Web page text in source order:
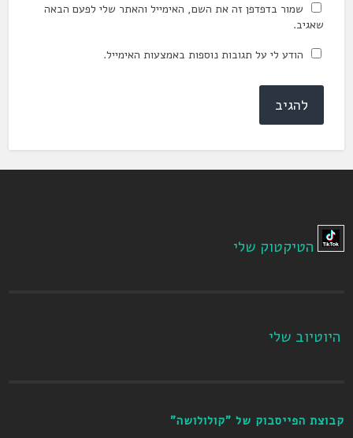
שמור בדפדפן זה את השם, האימייל והאתר שלי לפעם הבאה
שאגיב.
הודע לי על תגובות נוספות באמצעות האימייל.
הטיקטוק שלי
היוטיוב שלי
קבוצת הפייסבוק של "קולולושה"